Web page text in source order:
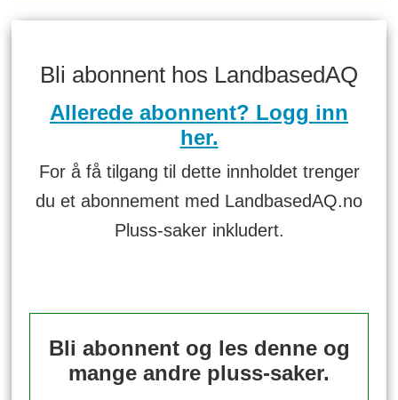
Bli abonnent hos LandbasedAQ
Allerede abonnent? Logg inn
her.
For å få tilgang til dette innholdet trenger
du et abonnement med LandbasedAQ.no
Pluss-saker inkludert.
Bli abonnent og les denne og
mange andre pluss-saker.